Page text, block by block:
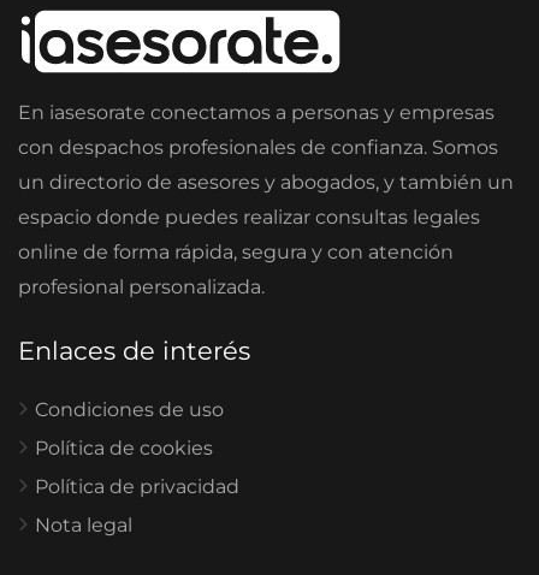
En iasesorate conectamos a personas y empresas
con despachos profesionales de confianza. Somos
un directorio de asesores y abogados, y también un
espacio donde puedes realizar consultas legales
online de forma rápida, segura y con atención
profesional personalizada.
Enlaces de interés
Condiciones de uso
Política de cookies
Política de privacidad
Nota legal